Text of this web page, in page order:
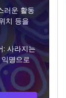
러운 활동
치 등을
: 사라지는
명으로